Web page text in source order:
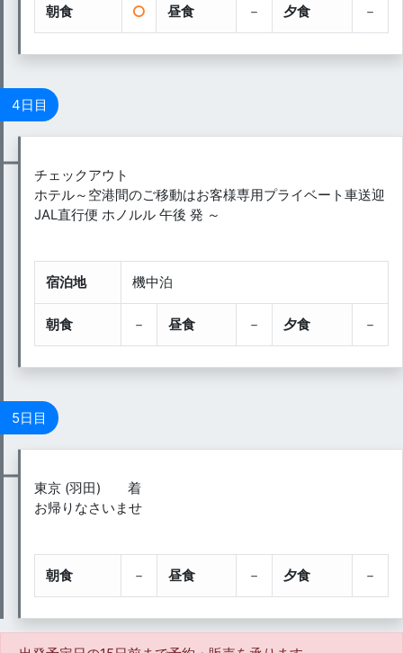
朝食 昼食 － 夕食 －
4日目
チェックアウト
ホテル～空港間のご移動はお客様専用プライベート車送迎
JAL直行便 ホノルル 午後 発 ～
宿泊地 機中泊
朝食 － 昼食 － 夕食 －
5日目
東京 (羽田) 着
お帰りなさいませ
朝食 － 昼食 － 夕食 －